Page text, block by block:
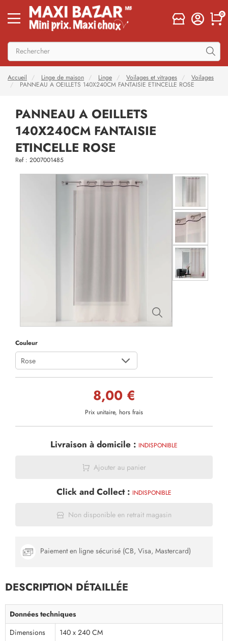
0
Accueil Linge de maison Linge Voilages et vitrages
Voilages
PANNEAU A OEILLETS 140X240CM FANTAISIE ETINCELLE ROSE
PANNEAU A OEILLETS
140X240CM FANTAISIE
ETINCELLE ROSE
Ref : 2007001485
Couleur
Rose
8,00 €
Prix unitaire, hors frais
Livraison à domicile : INDISPONIBLE
Ajouter au panier
Click and Collect : INDISPONIBLE
Non disponible en retrait magasin
Paiement en ligne sécurisé (CB, Visa, Mastercard)
DESCRIPTION DÉTAILLÉE
Données techniques
Dimensions
140 x 240 CM